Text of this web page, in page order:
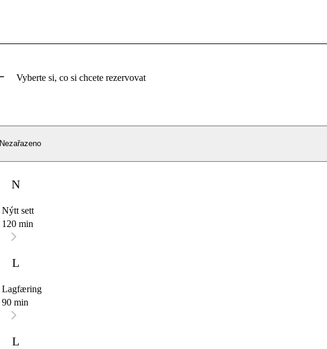
Vyberte si, co si chcete rezervovat
Nezařazeno
N
Nýtt sett
120 min
L
Lagfæring
90 min
L